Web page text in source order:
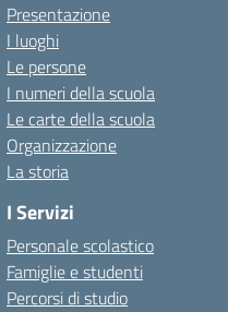
Presentazione
I luoghi
Le persone
I numeri della scuola
Le carte della scuola
Organizzazione
La storia
I Servizi
Personale scolastico
Famiglie e studenti
Percorsi di studio